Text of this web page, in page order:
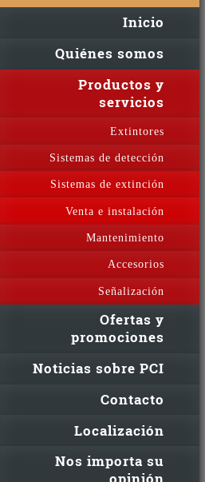
Inicio
Quiénes somos
Productos y
servicios
Extintores
Sistemas de detección
Sistemas de extinción
Venta e instalación
Mantenimiento
Accesorios
Señalización
Ofertas y
promociones
Noticias sobre PCI
Contacto
Localización
Nos importa su